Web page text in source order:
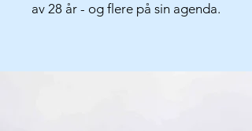
av 28 år - og flere på sin agenda.